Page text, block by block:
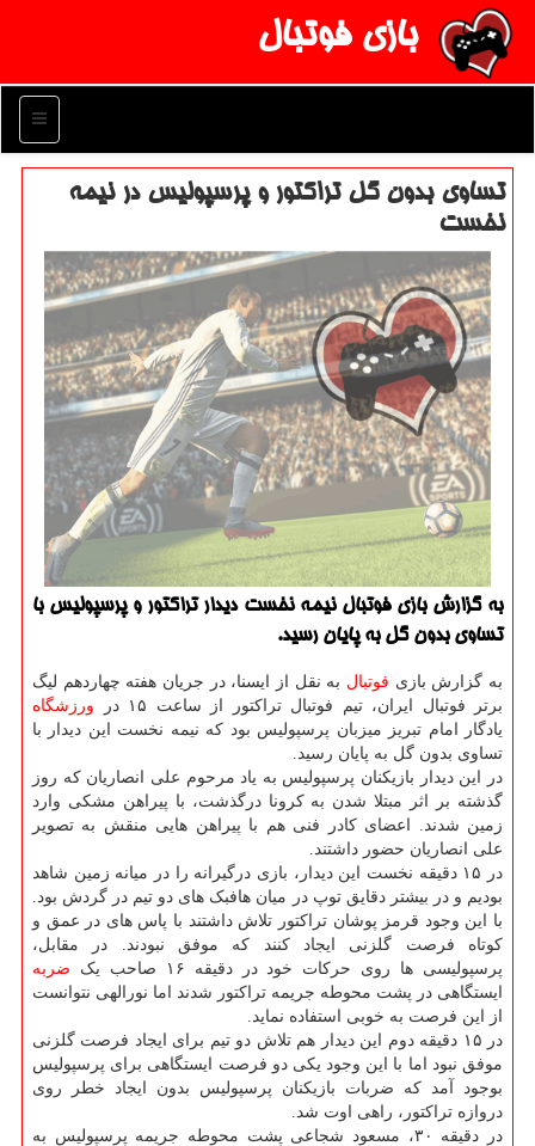
بازی فوتبال
منو
تساوی بدون گل تراكتور و پرسپولیس در نیمه
نخست
به گزارش بازی فوتبال نیمه نخست دیدار تراکتور و پرسپولیس با
تساوی بدون گل به پایان رسید.
به گزارش بازی فوتبال به نقل از ایسنا، در جریان هفته چهاردهم لیگ
برتر فوتبال ایران، تیم فوتبال تراکتور از ساعت ۱۵ در
ورزشگاه
یادگار امام تبریز میزبان پرسپولیس بود که نیمه نخست این دیدار با
تساوی بدون گل به پایان رسید.
در این دیدار بازیکنان پرسپولیس به یاد مرحوم علی انصاریان که روز
گذشته بر اثر مبتلا شدن به کرونا درگذشت، با پیراهن مشکی وارد
زمین شدند. اعضای کادر فنی هم با پیراهن هایی منقش به تصویر
علی انصاریان حضور داشتند.
در ۱۵ دقیقه نخست این دیدار، بازی درگیرانه را در میانه زمین شاهد
بودیم و در بیشتر دقایق توپ در میان هافبک های دو تیم در گردش بود.
با این وجود قرمز پوشان تراکتور تلاش داشتند با پاس های در عمق و
کوتاه فرصت گلزنی ایجاد کنند که موفق نبودند. در مقابل،
پرسپولیسی ها روی حرکات خود در دقیقه ۱۶ صاحب یک
ضربه
ایستگاهی در پشت محوطه جریمه تراکتور شدند اما نورالهی نتوانست
از این فرصت به خوبی استفاده نماید.
در ۱۵ دقیقه دوم این دیدار هم تلاش دو تیم برای ایجاد فرصت گلزنی
موفق نبود اما با این وجود یکی دو فرصت ایستگاهی برای پرسپولیس
بوجود آمد که ضربات بازیکنان پرسپولیس بدون ایجاد خطر روی
دروازه تراکتور، راهی اوت شد.
در دقیقه ۳۰، مسعود شجاعی پشت محوطه جریمه پرسپولیس به